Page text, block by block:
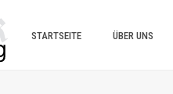
STARTSEITE ÜBER UNS